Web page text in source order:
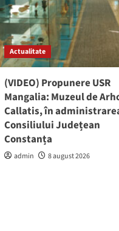
Actualitate
(VIDEO) Propunere USR
Mangalia: Muzeul de
Callatis, în
Consiliului Județean
Constanța
admin 8 august 2026